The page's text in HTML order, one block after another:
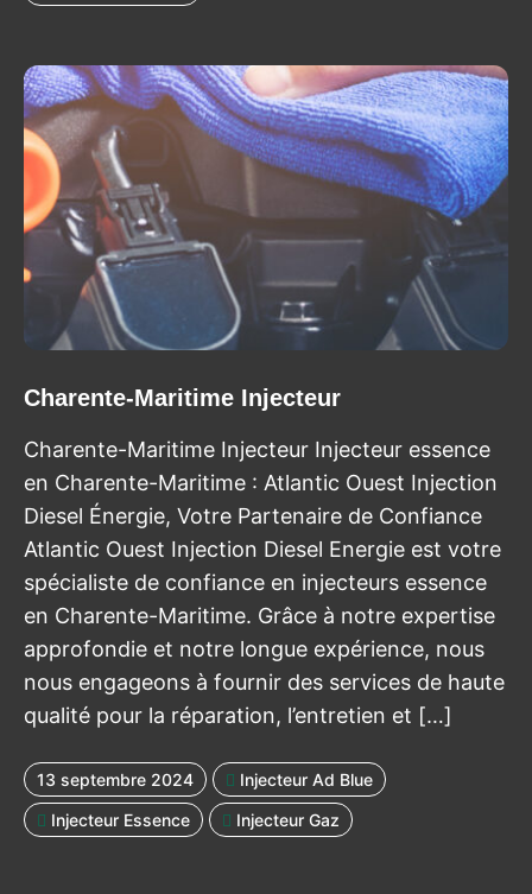
Charente-Maritime Injecteur
Charente-Maritime Injecteur Injecteur essence
en Charente-Maritime : Atlantic Ouest Injection
Diesel Énergie, Votre Partenaire de Confiance
Atlantic Ouest Injection Diesel Energie est votre
spécialiste de confiance en injecteurs essence
en Charente-Maritime. Grâce à notre expertise
approfondie et notre longue expérience, nous
nous engageons à fournir des services de haute
qualité pour la réparation, l’entretien et […]
13 septembre 2024
Injecteur Ad Blue
Injecteur Essence
Injecteur Gaz